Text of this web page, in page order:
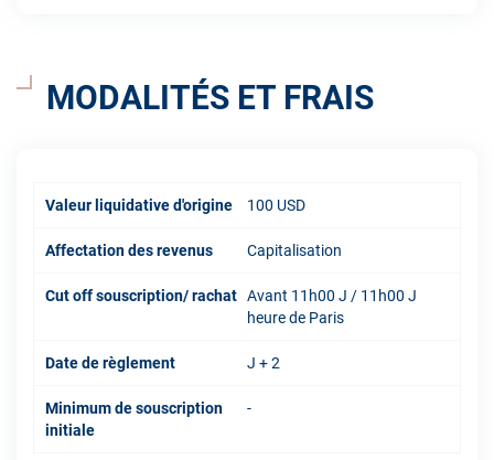
MODALITÉS ET FRAIS
Valeur liquidative d'origine 100 USD
Affectation des revenus Capitalisation
Cut off souscription/ rachat Avant 11h00 J / 11h00 J
heure de Paris
Date de règlement J + 2
Minimum de souscription
initiale
-